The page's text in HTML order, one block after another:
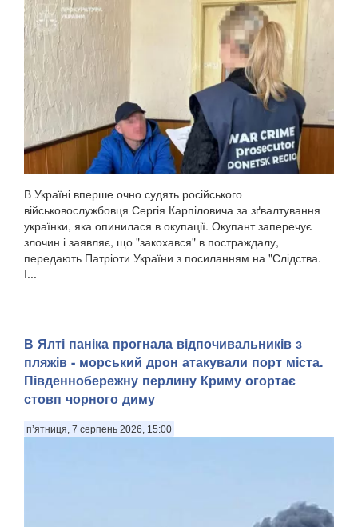
В Україні вперше очно судять російського
військовослужбовця Сергія Карпіловича за зґвалтування
українки, яка опинилася в окупації. Окупант заперечує
злочин і заявляє, що "закохався" в постраждалу,
передають Патріоти України з посиланням на "Слідства.
І...
​В Ялті паніка прогнала відпочивальників з
пляжів - морський дрон атакували порт міста.
Південнобережну перлину Криму огортає
стовп чорного диму
п’ятниця, 7 серпень 2026, 15:00